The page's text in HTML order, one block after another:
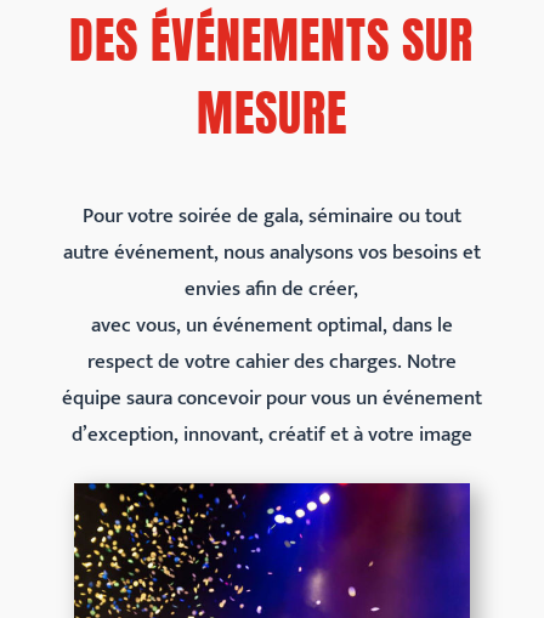
DES ÉVÉNEMENTS SUR
MESURE
Pour votre soirée de gala, séminaire ou tout
autre événement, nous analysons vos besoins et
envies afin de créer,
avec vous, un événement optimal, dans le
respect de votre cahier des charges. Notre
équipe saura concevoir pour vous un événement
d’exception, innovant, créatif et à votre image